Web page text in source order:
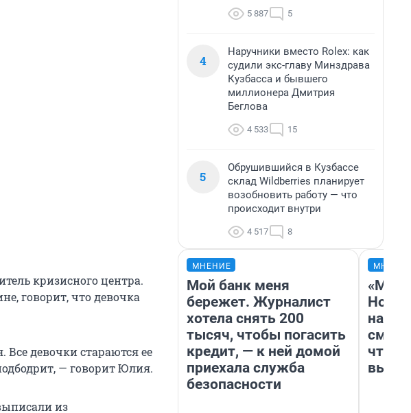
кризисного центра.
говорит, что девочка
девочки стараются ее
— говорит Юлия.
из
5 887 5
4
Наручники вместо Rolex: как
судили экс-главу Минздрава
Кузбасса и бывшего
миллионера Дмитрия
Беглова
4 533 15
5
Обрушившийся в Кузбассе
склад Wildberries планирует
возобновить работу — что
происходит внутри
4 517 8
МНЕНИЕ
Мой банк меня
бережет. Журналист
хотела снять 200
тысяч, чтобы погасить
кредит, — к ней домой
приехала служба
безопасности
«Мы